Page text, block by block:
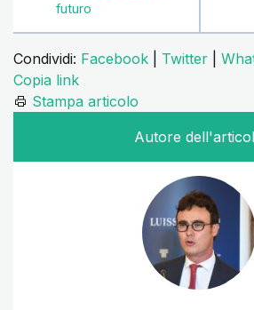
futuro
Condividi: Facebook Twitter
Copia link
Stampa articolo
Autore